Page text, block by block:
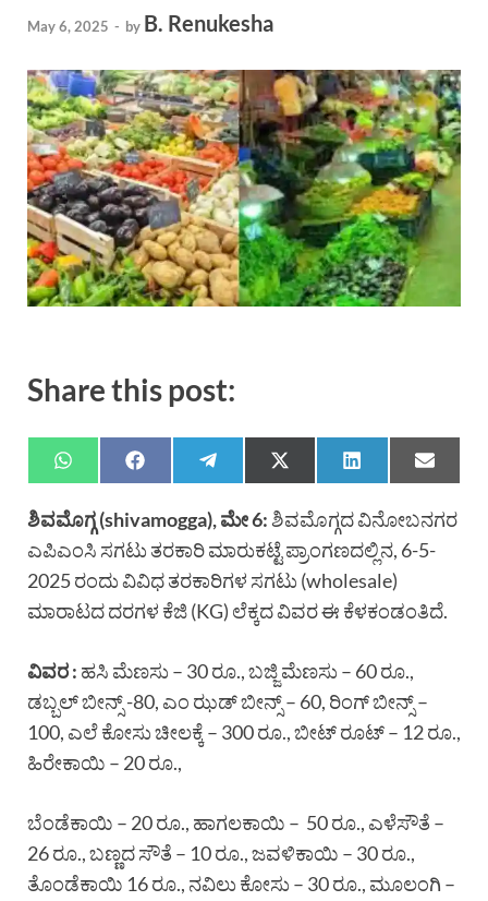
May 6, 2025 - by B. Renukesha
Share this post:
ಶಿವಮೊಗ್ಗ(shivamogga),ಮೇ6:ಶಿವಮೊಗ್ಗದ ವಿನೋಬನಗರ
ಎಪಿಎಂಸಿ ಸಗಟು ತರಕಾರಿ ಮಾರುಕಟ್ಟೆ ಪ್ರಾಂಗಣದಲ್ಲಿನ, 6-5-
2025 ರಂದು ವಿವಿಧ ತರಕಾರಿಗಳ ಸಗಟು (wholesale)
ಮಾರಾಟದ ದರಗಳ ಕೆಜಿ (KG) ಲೆಕ್ಕದ ವಿವರ ಈ ಕೆಳಕಂಡಂತಿದೆ.
ವಿವರ: ಹಸಿ ಮೆಣಸು – 30 ರೂ., ಬಜ್ಜಿ ಮೆಣಸು – 60 ರೂ.,
ಡಬ್ಬಲ್ ಬೀನ್ಸ್ -80, ಎಂ ಝಡ್ ಬೀನ್ಸ್ – 60, ರಿಂಗ್ ಬೀನ್ಸ್ –
100, ಎಲೆ ಕೋಸು ಚೀಲಕ್ಕೆ – 300 ರೂ., ಬೀಟ್ ರೂಟ್ – 12 ರೂ.,
ಹಿರೇಕಾಯಿ – 20 ರೂ.,
ಬೆಂಡೆಕಾಯಿ – 20 ರೂ., ಹಾಗಲಕಾಯಿ – 50 ರೂ., ಎಳೆಸೌತೆ –
26 ರೂ., ಬಣ್ಣದ ಸೌತೆ – 10 ರೂ., ಜವಳಿಕಾಯಿ – 30 ರೂ.,
ತೊಂಡೆಕಾಯಿ 16 ರೂ., ನವಿಲು ಕೋಸು – 30 ರೂ., ಮೂಲಂಗಿ –